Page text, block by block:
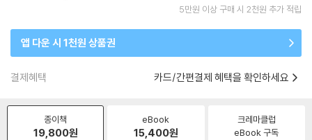
5만원 이상 구매 시 2천원 추가 적립
앱 다운 시 1천원 상품권
결제혜택 카드/간편결제 혜택을 확인하세요
종이책
19,800원
eBook
15,400원
크레마클럽
eBook 구독